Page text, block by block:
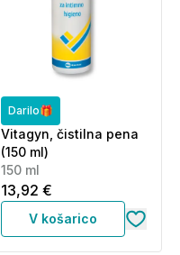
Darilo🎁
Vitagyn, čistilna pena
(150 ml)
150 ml
13,92 €
V košarico